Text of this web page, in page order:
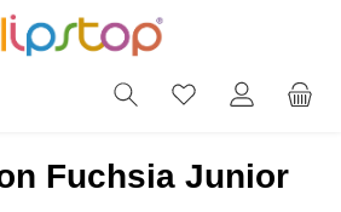
Fuchsia Junior